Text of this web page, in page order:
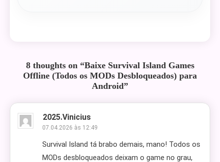
8 thoughts on “Baixe Survival Island Games
Offline (Todos os MODs Desbloqueados) para
Android”
2025.vinicius
07.04.2026 às 12:49
Survival Island tá brabo demais, mano! Todos os
MODs desbloqueados deixam o game no grau,